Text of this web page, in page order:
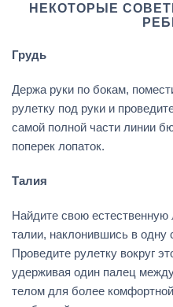
НЕКОТОРЫЕ
Грудь
Держа руки по бокам,
рулетку под руки и
самой полной части линии
поперек лопаток.
Талия
Найдите свою естественную
талии, наклонившись в одну
Проведите рулетку вокруг
удерживая один палец
телом для более